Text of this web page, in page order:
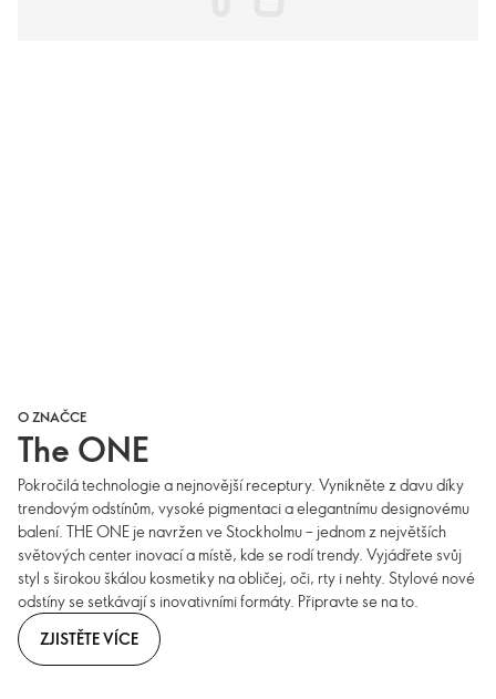
O ZNAČCE
The ONE
Pokročilá technologie a nejnovější receptury. Vynikněte z davu díky
trendovým odstínům, vysoké pigmentaci a elegantnímu designovému
balení. THE ONE je navržen ve Stockholmu – jednom z největších
světových center inovací a místě, kde se rodí trendy. Vyjádřete svůj
styl s širokou škálou kosmetiky na obličej, oči, rty i nehty. Stylové nové
odstíny se setkávají s inovativními formáty. Připravte se na to.
ZJISTĚTE VÍCE